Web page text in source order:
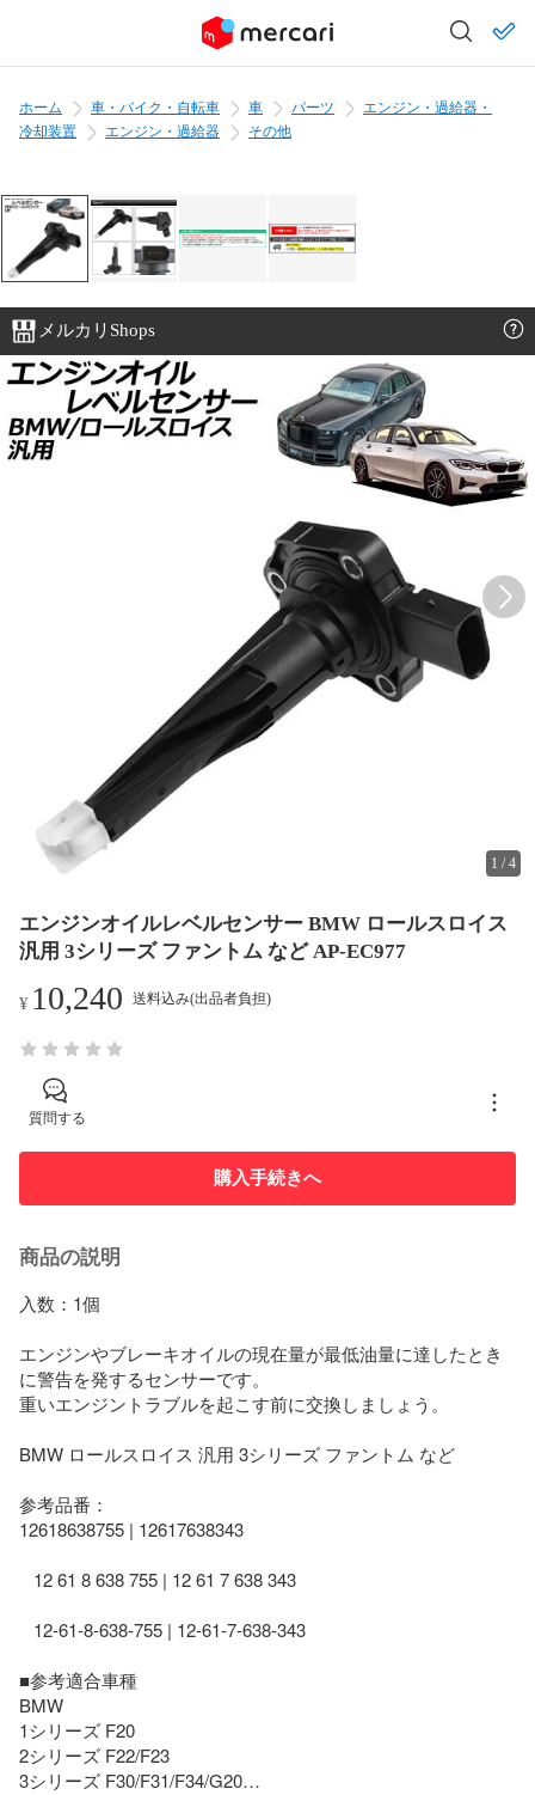
ホーム 車・バイク・自転車 車 パーツ
エンジン・過給器・
冷却装置
エンジン・過給器 その他
メルカリShops
1 /4
エンジンオイルレベルセンサー BMW ロールスロイス
汎用 3シリーズ ファントム など AP-EC977
¥ 10,240 送料込み(出品者負担)
質問する
購入手続きへ
商品の説明
入数：1個
エンジンやブレーキオイルの現在量が最低油量に達したとき
に警告を発するセンサーです。
重いエンジントラブルを起こす前に交換しましょう。
BMW ロールスロイス 汎用 3シリーズ ファントム など
参考品番：
12618638755 | 12617638343
   12 61 8 638 755 | 12 61 7 638 343
   12-61-8-638-755 | 12-61-7-638-343
■参考適合車種
BMW
1シリーズ F20
2シリーズ F22/F23
3シリーズ F30/F31/F34/G20